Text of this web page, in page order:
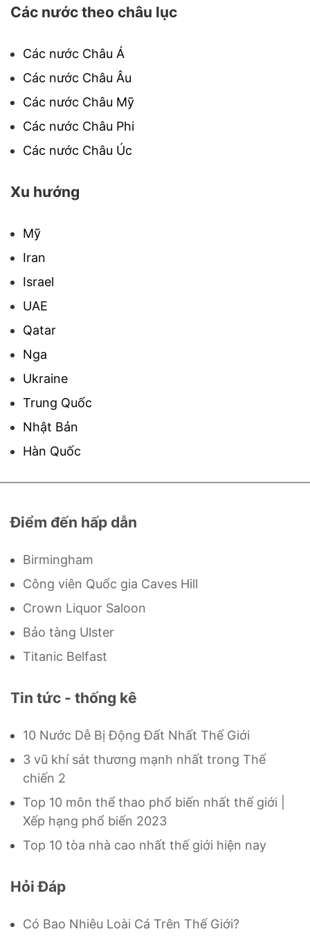
Các nước theo châu lục
Các nước Châu Á
Các nước Châu Âu
Các nước Châu Mỹ
Các nước Châu Phi
Các nước Châu Úc
Xu hướng
Mỹ
Iran
Israel
UAE
Qatar
Nga
Ukraine
Trung Quốc
Nhật Bản
Hàn Quốc
Điểm đến hấp dẫn
Birmingham
Công viên Quốc gia Caves Hill
Crown Liquor Saloon
Bảo tàng Ulster
Titanic Belfast
Tin tức - thống kê
10 Nước Dễ Bị Động Đất Nhất Thế Giới
3 vũ khí sát thương mạnh nhất trong Thế
chiến 2
Top 10 môn thể thao phổ biến nhất thế giới |
Xếp hạng phổ biến 2023
Top 10 tòa nhà cao nhất thế giới hiện nay
Hỏi Đáp
Có Bao Nhiêu Loài Cá Trên Thế Giới?